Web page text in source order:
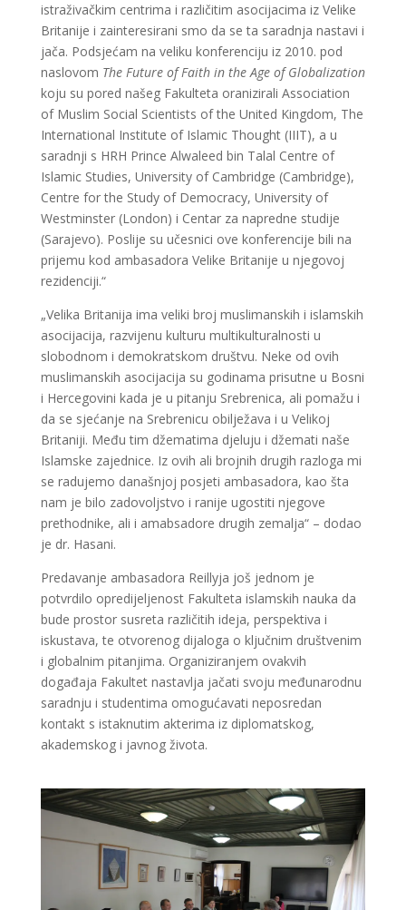
istraživačkim centrima i različitim asocijacima iz Velike
Britanije i zainteresirani smo da se ta saradnja nastavi i
jača. Podsjećam na veliku konferenciju iz 2010. pod
naslovom The Future of Faith in the Age of Globalization
koju su pored našeg Fakulteta oranizirali Association
of Muslim Social Scientists of the United Kingdom, The
International Institute of Islamic Thought (IIIT), a u
saradnji s HRH Prince Alwaleed bin Talal Centre of
Islamic Studies, University of Cambridge (Cambridge),
Centre for the Study of Democracy, University of
Westminster (London) i Centar za napredne studije
(Sarajevo). Poslije su učesnici ove konferencije bili na
prijemu kod ambasadora Velike Britanije u njegovoj
rezidenciji.“
„Velika Britanija ima veliki broj muslimanskih i islamskih
asocijacija, razvijenu kulturu multikulturalnosti u
slobodnom i demokratskom društvu. Neke od ovih
muslimanskih asocijacija su godinama prisutne u Bosni
i Hercegovini kada je u pitanju Srebrenica, ali pomažu i
da se sjećanje na Srebrenicu obilježava i u Velikoj
Britaniji. Među tim džematima djeluju i džemati naše
Islamske zajednice. Iz ovih ali brojnih drugih razloga mi
se radujemo današnjoj posjeti ambasadora, kao šta
nam je bilo zadovoljstvo i ranije ugostiti njegove
prethodnike, ali i amabsadore drugih zemalja“ – dodao
je dr. Hasani.
Predavanje ambasadora Reillyja još jednom je
potvrdilo opredijeljenost Fakulteta islamskih nauka da
bude prostor susreta različitih ideja, perspektiva i
iskustava, te otvorenog dijaloga o ključnim društvenim
i globalnim pitanjima. Organiziranjem ovakvih
događaja Fakultet nastavlja jačati svoju međunarodnu
saradnju i studentima omogućavati neposredan
kontakt s istaknutim akterima iz diplomatskog,
akademskog i javnog života.